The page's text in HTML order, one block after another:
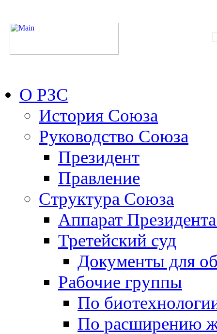
О РЗС
История Союза
Руководство Союза
Президент
Правление
Структура Союза
Аппарат
Третейский суд
Документы для
Рабочие группы
По
По расширению